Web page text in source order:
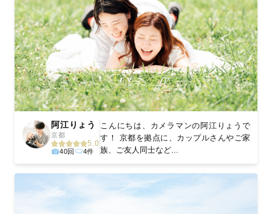
阿江りょう
京都
5.0
40回 4件
こんにちは、カメラマンの阿江りょうで
す！ 京都を拠点に、カップルさんやご家
族、ご友人同士など...